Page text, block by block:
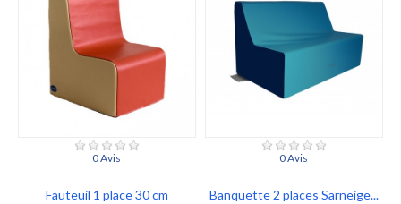
0 Avis
Fauteuil 1 place 30 cm
0 Avis
Banquette 2 places Sarneige...